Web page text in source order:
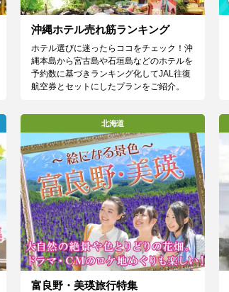
沖縄ホテル売れ筋ランキング
ホテル選びに迷ったらココをチェック！沖
縄本島から宮古島や石垣島などのホテルを
予約数に基づきランキング化してJAL往復
航空券とセットにしたプランをご紹介。
北海道
富良野・美瑛旅行特集